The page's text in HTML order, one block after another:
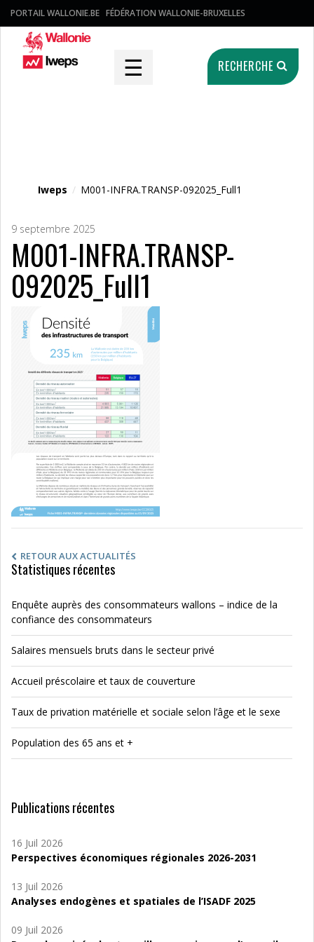
PORTAIL WALLONIE.BE FÉDÉRATION WALLONIE-BRUXELLES
☰ RECHERCHE
Iweps / M001-INFRA.TRANSP-092025_Full1
9 septembre 2025
M001-INFRA.TRANSP-
092025_Full1
RETOUR AUX ACTUALITÉS
Statistiques récentes
Enquête auprès des consommateurs wallons – indice de la
confiance des consommateurs
Salaires mensuels bruts dans le secteur privé
Accueil préscolaire et taux de couverture
Taux de privation matérielle et sociale selon l’âge et le sexe
Population des 65 ans et +
Publications récentes
16 Juil 2026
Perspectives économiques régionales 2026-2031
13 Juil 2026
Analyses endogènes et spatiales de l’ISADF 2025
09 Juil 2026